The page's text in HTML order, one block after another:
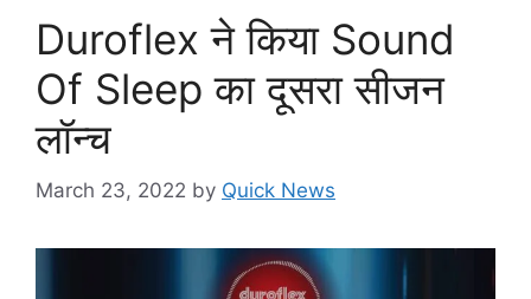
Duroflex ने किया Sound
Of Sleep का दूसरा सीजन
लॉन्च
March 23, 2022 by Quick News